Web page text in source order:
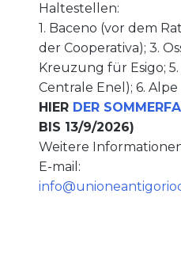
Haltestellen:
1. Baceno (vor dem
der Cooperativa); 3.
Kreuzung für Esigo;
Centrale Enel); 6. Alpe
HIER DER
BIS 13/9/2026)
Weitere
E-mail: